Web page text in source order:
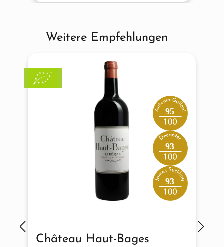
Produktgalerie überspringen
Weitere Empfehlungen
95
93
93
Château Haut-Bages